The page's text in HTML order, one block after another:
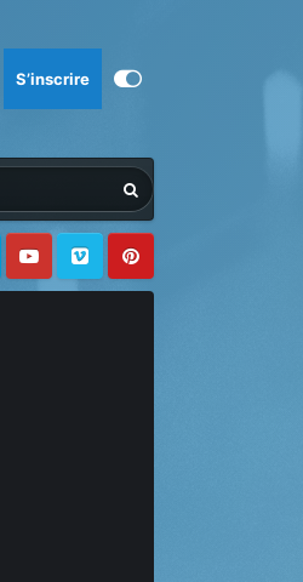
S’inscrire
Youtube Vimeo Pinterest